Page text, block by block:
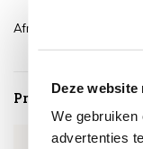
Deze
We
advertenties
Afmeting van de hoes
Artikelnummer